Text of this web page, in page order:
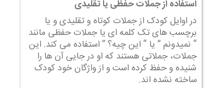
استفاده از جملات حفظی یا تقلیدی
در اوایل کودک از جملات کوتاه و تقلیدی و یا
برچسب های تک کلمه ای یا جملات حفظی مانند
“ نمیدونم ” یا “ این چیه؟ ” استفاده می کند. این
جملات، جملاتی هستند که او در جایی آن ها را
شنیده و حفظ کرده است و از واژگان خود کودک
ساخته نشده اند.